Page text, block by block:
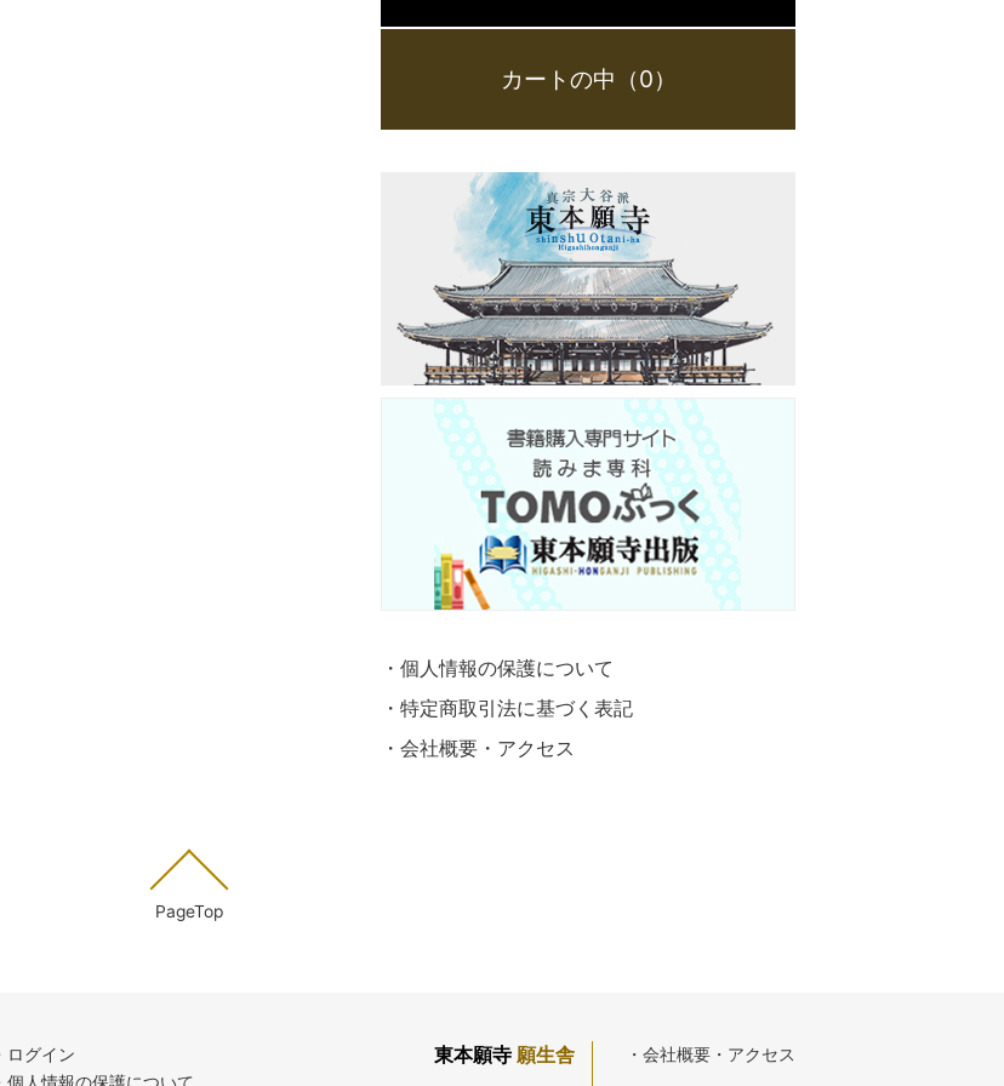
カートの中（0）
・個人情報の保護について
・特定商取引法に基づく表記
・会社概要・アクセス
PageTop
ログイン
個人情報の保護について
東本願寺 願生舎 ・会社概要・アクセス